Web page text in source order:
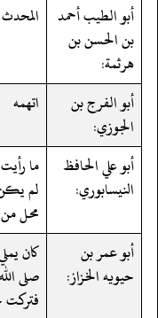
أبو الطيب أحمد
بن الحسن بن
هرثمة:
المحدث
أبو الفرج بن
الجوزي:
اتهمه
أبو علي الحافظ
النيسابوري:
ما
لم
محل من
أبو عمر بن
حيويه الخزاز:
كان
صلى